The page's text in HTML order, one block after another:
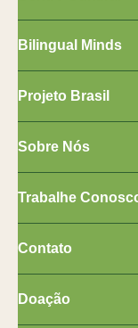
Bilingual Minds
Projeto Brasil
Sobre Nós
Trabalhe
Contato
Doação